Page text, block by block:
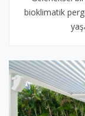
bioklimatik